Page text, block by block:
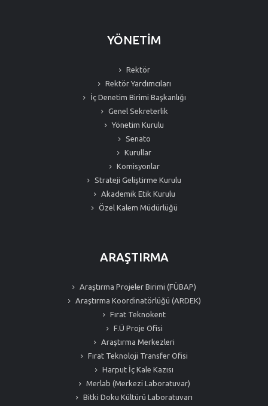
YÖNETİM
Rektör
Rektör Yardımcıları
İç Denetim Birimi Başkanlığı
Genel Sekreterlik
Yönetim Kurulu
Senato
Kurullar
Komisyonlar
Strateji Geliştirme Kurulu
Akademik Etik Kurulu
Özel Kalem Müdürlüğü
ARAŞTIRMA
Araştırma Projeler Birimi (FÜBAP)
Araştırma Koordinatörlüğü (ARDEK)
Fırat Teknokent
F.Ü Proje Ofisi
Araştırma Merkezleri
Fırat Teknoloji Transfer Ofisi
Harput İç Kale Kazısı
Merlab (Merkezi Laboratuvar)
Bitki Doku Kültürü Laboratuvarı